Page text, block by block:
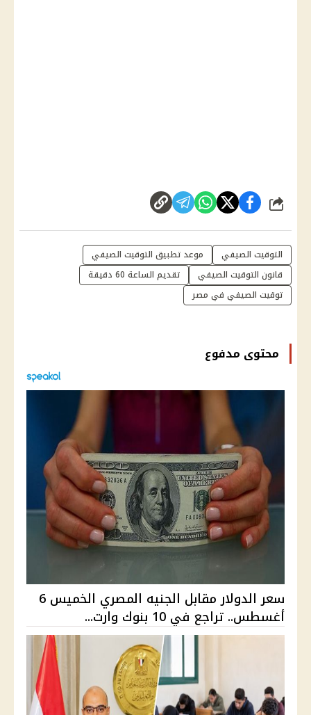
شارك
التوقيت الصيفي
موعد تطبيق التوقيت الصيفي
قانون التوقيت الصيفي
تقديم الساعة 60 دقيقة
توقيت الصيفي في مصر
محتوى مدفوع
سعر الدولار مقابل الجنيه المصري الخميس 6
أغسطس.. تراجع في 10 بنوك وارت...